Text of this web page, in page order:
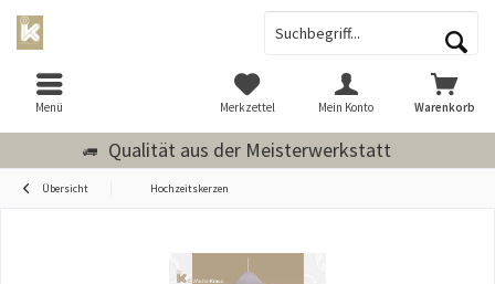
Qualität aus der Meisterwerkstatt
Menü Warenkorb
Merkzettel Mein Konto
Übersicht Hochzeitskerzen